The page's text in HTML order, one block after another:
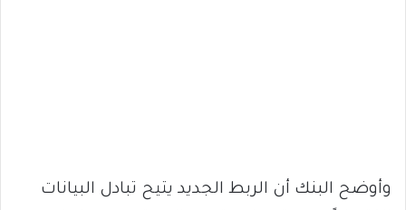
وأوضح البنك أن الربط الجديد يتيح تبادل البيانات